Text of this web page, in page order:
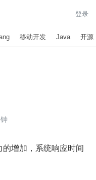
登录
移动开发 Java 开源
增加，系统响应时间